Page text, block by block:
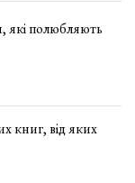
які полюбляють
книг, від яких